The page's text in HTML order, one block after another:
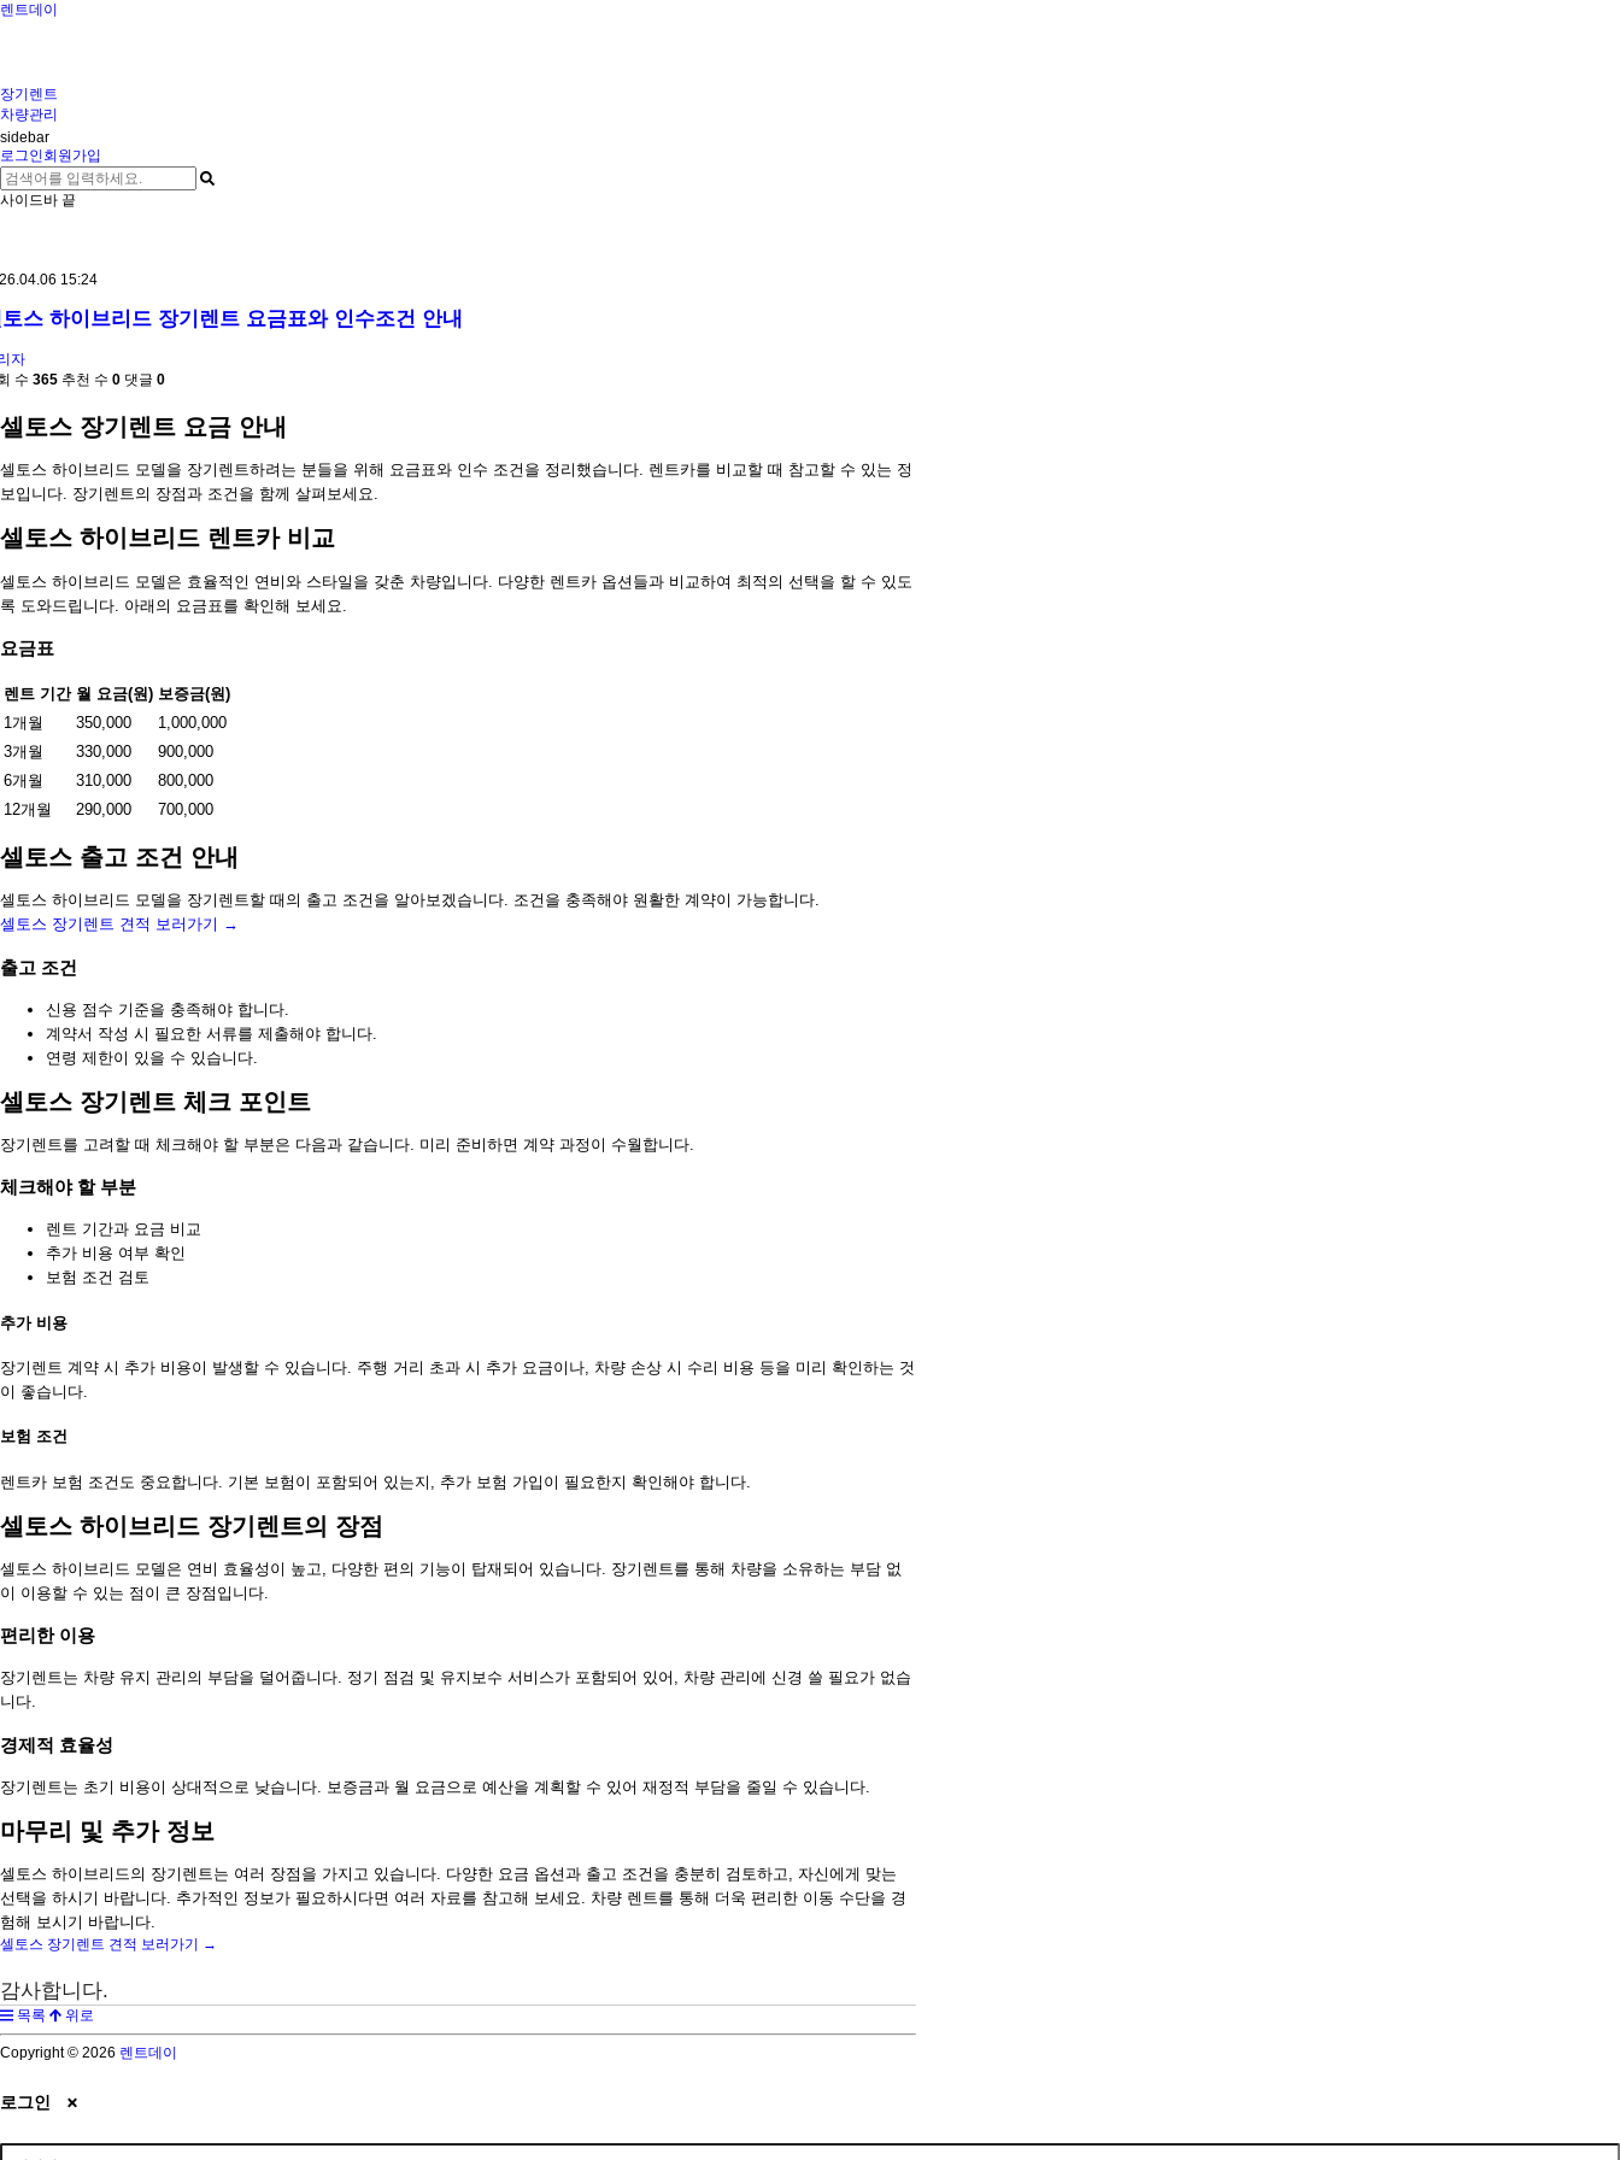
렌트데이
장기렌트
차량관리
sidebar
로그인회원가입
사이드바 끝
15:24
스 하이브리드 장기렌트 요금표와 인수조건 안내
자
수 365 추천 수 0 댓글 0
셀토스 장기렌트 요금 안내
셀토스 하이브리드 모델을 장기렌트하려는 분들을 위해 요금표와 인수 조건을 정리했습니다. 렌트카를 비교할 때 참고할 수 있는 정
보입니다. 장기렌트의 장점과 조건을 함께 살펴보세요.
셀토스 하이브리드 렌트카 비교
셀토스 하이브리드 모델은 효율적인 연비와 스타일을 갖춘 차량입니다. 다양한 렌트카 옵션들과 비교하여 최적의 선택을 할 수 있도
록 도와드립니다. 아래의 요금표를 확인해 보세요.
요금표
렌트 기간 월 요금(원) 보증금(원)
1개월
350,000
1,000,000
3개월
330,000
900,000
6개월
310,000
800,000
12개월
290,000 700,000
셀토스 출고 조건 안내
셀토스 하이브리드 모델을 장기렌트할 때의 출고 조건을 알아보겠습니다. 조건을 충족해야 원활한 계약이 가능합니다.
셀토스 장기렌트 견적 보러가기 →
출고 조건
신용 점수 기준을 충족해야 합니다.
계약서 작성 시 필요한 서류를 제출해야 합니다.
연령 제한이 있을 수 있습니다.
셀토스 장기렌트 체크 포인트
장기렌트를 고려할 때 체크해야 할 부분은 다음과 같습니다. 미리 준비하면 계약 과정이 수월합니다.
체크해야 할 부분
렌트 기간과 요금 비교
추가 비용 여부 확인
보험 조건 검토
추가 비용
장기렌트 계약 시 추가 비용이 발생할 수 있습니다. 주행 거리 초과 시 추가 요금이나, 차량 손상 시 수리 비용 등을 미리 확인하는 것
이 좋습니다.
보험 조건
렌트카 보험 조건도 중요합니다. 기본 보험이 포함되어 있는지, 추가 보험 가입이 필요한지 확인해야 합니다.
셀토스 하이브리드 장기렌트의 장점
셀토스 하이브리드 모델은 연비 효율성이 높고, 다양한 편의 기능이 탑재되어 있습니다. 장기렌트를 통해 차량을 소유하는 부담 없
이 이용할 수 있는 점이 큰 장점입니다.
편리한 이용
장기렌트는 차량 유지 관리의 부담을 덜어줍니다. 정기 점검 및 유지보수 서비스가 포함되어 있어, 차량 관리에 신경 쓸 필요가 없습
니다.
경제적 효율성
장기렌트는 초기 비용이 상대적으로 낮습니다. 보증금과 월 요금으로 예산을 계획할 수 있어 재정적 부담을 줄일 수 있습니다.
마무리 및 추가 정보
셀토스 하이브리드의 장기렌트는 여러 장점을 가지고 있습니다. 다양한 요금 옵션과 출고 조건을 충분히 검토하고, 자신에게 맞는
선택을 하시기 바랍니다. 추가적인 정보가 필요하시다면 여러 자료를 참고해 보세요. 차량 렌트를 통해 더욱 편리한 이동 수단을 경
험해 보시기 바랍니다.
셀토스 장기렌트 견적 보러가기 →
감사합니다.
목록 위로
Copyright © 2026 렌트데이
로그인